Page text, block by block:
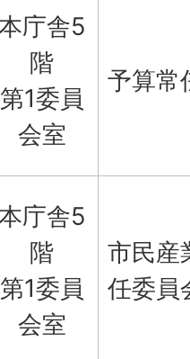
庁舎5
階
第1委員
会室
予算常
庁舎5
階
第1委員
会室
市民産
任委員